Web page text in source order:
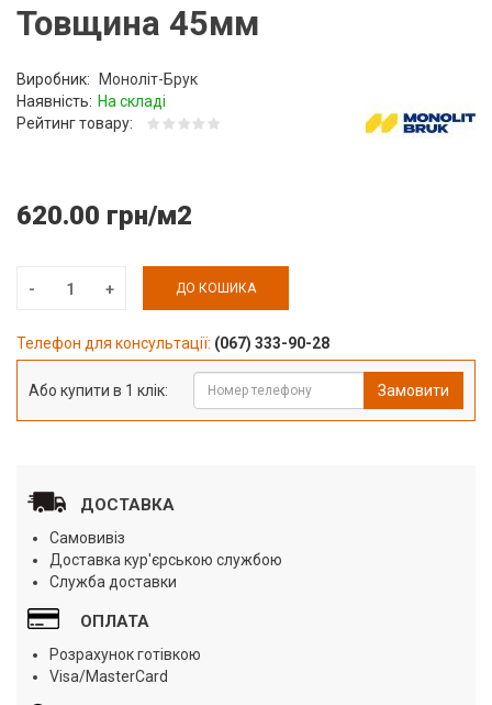
Товщина 45мм
Виробник:
Моноліт-Брук
Наявність: На складі
Рейтинг товару:
620.00 грн/м2
ДО КОШИКА
Телефон для консультації: (067) 333-90-28
Або купити в 1 клік: Замовити
ДОСТАВКА
Самовивіз
Доставка кур'єрською службою
Служба доставки
ОПЛАТА
Розрахунок готівкою
Visa/MasterCard